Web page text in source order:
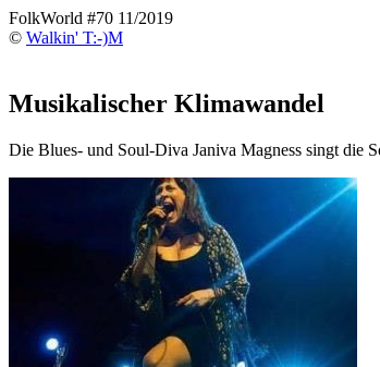
FolkWorld #70 11/2019
© Walkin' T:-)M
Musikalischer Klimawandel
Die Blues- und Soul-Diva Janiva Magness singt die